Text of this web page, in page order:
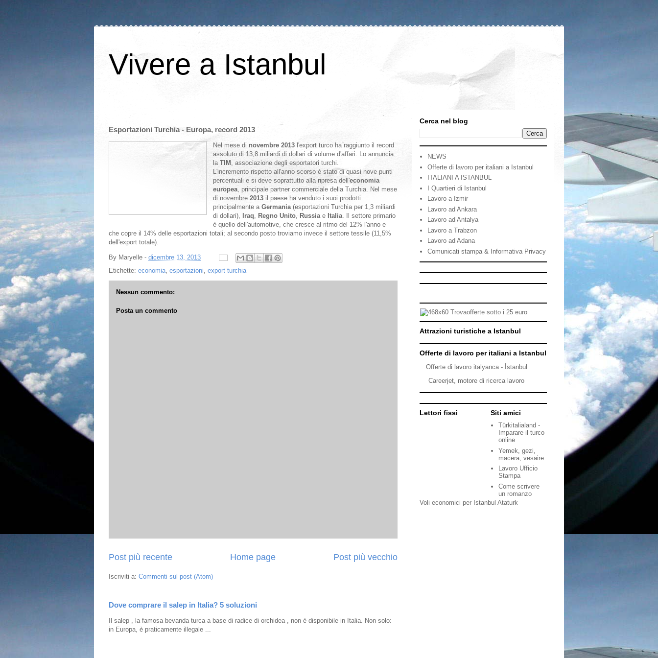
Vivere a Istanbul
Esportazioni Turchia - Europa, record 2013
Nel mese di novembre 2013 l'export turco ha raggiunto il record
assoluto di 13,8 miliardi di dollari di volume d'affari. Lo annuncia
la TIM , associazione degli esportatori turchi.
L'incremento rispetto all'anno scorso è stato di quasi nove punti
percentuali e si deve soprattutto alla ripresa dell'economia
europea, principale partner commerciale della Turchia. Nel mese
di novembre 2013 il paese ha venduto i suoi prodotti
principalmente a Germania (esportazioni Turchia per 1,3 miliardi
di dollari),
Iraq, Regno Unito, Russia e Italia. Il settore primario
è quello dell'automotive, che cresce al ritmo del 12% l'anno e
che copre il 14% delle esportazioni totali; al secondo posto troviamo invece il settore tessile (11,5%
dell'export totale).
By Maryelle - dicembre 13, 2013
Etichette: economia, esportazioni, export turchia
Nessun commento:
Posta un commento
Post più recente Post più vecchio
Home page
Iscriviti a: Commenti sul post (Atom)
Dove comprare il salep in Italia? 5 soluzioni
Il salep , la famosa bevanda turca a base di radice di orchidea , non è disponibile in Italia. Non solo:
in Europa, è praticamente illegale ...
Cerca nel blog
NEWS
Offerte di lavoro per italiani a Istanbul
ITALIANI A ISTANBUL
I Quartieri di Istanbul
Lavoro a Izmir
Lavoro ad Ankara
Lavoro ad Antalya
Lavoro a Trabzon
Lavoro ad Adana
Comunicati stampa & Informativa Privacy
Attrazioni turistiche a Istanbul
Offerte di lavoro per italiani a Istanbul
Offerte di lavoro italyanca - İstanbul
Careerjet, motore di ricerca lavoro
Lettori fissi Siti amici
Türkitalialand -
Imparare il turco
online
Yemek, gezi,
macera, vesaire
Lavoro Ufficio
Stampa
Come scrivere
un romanzo
Voli economici per Istanbul Ataturk